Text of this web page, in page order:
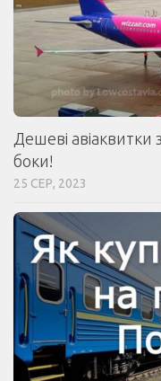
Дешеві авіаквитки
боки!
25 СЕР, 2023